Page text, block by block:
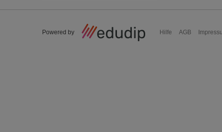
Powered by AGB
Hilfe